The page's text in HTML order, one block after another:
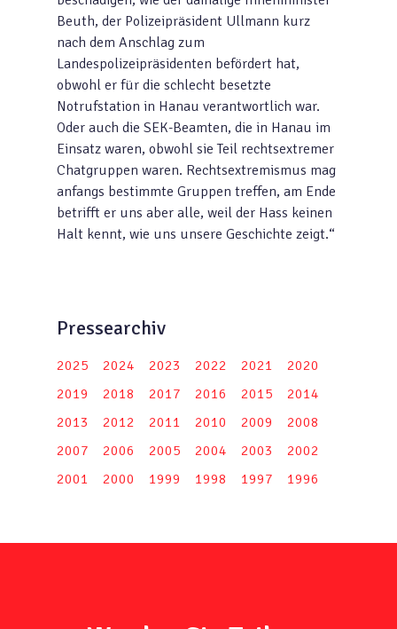
Beuth, der Polizeipräsident Ullmann kurz
nach dem Anschlag zum
Landespolizeipräsidenten befördert hat,
obwohl er für die schlecht besetzte
Notrufstation in Hanau verantwortlich war.
Oder auch die SEK-Beamten, die in Hanau im
Einsatz waren, obwohl sie Teil rechtsextremer
Chatgruppen waren. Rechtsextremismus mag
anfangs bestimmte Gruppen treffen, am Ende
betrifft er uns aber alle, weil der Hass keinen
Halt kennt, wie uns unsere Geschichte zeigt.“
Pressearchiv
2025 2024 2023 2022 2021
2020
2019
2018 2017 2016 2015
2014
2013
2012 2011 2010 2009
2008
2007
2006 2005 2004 2003
2002
2001
2000 1999 1998 1997 1996